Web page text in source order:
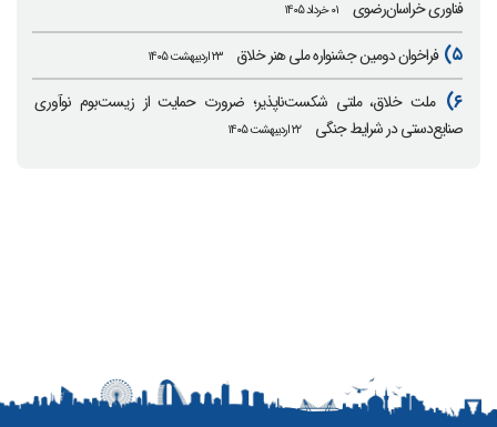
فناوری خراسان‌رضوی
۰۱ خرداد ۱۴۰۵
۵) فراخوان دومین جشنواره ملی هنر خلاق ۲۳ اردیبهشت ۱۴۰۵
۶)
ملت خلاق، ملتی شکست‌ناپذیر؛ ضرورت حمایت از زیست‌بوم نوآوری
صنایع‌دستی در شرایط جنگی
۲۲ اردیبهشت ۱۴۰۵